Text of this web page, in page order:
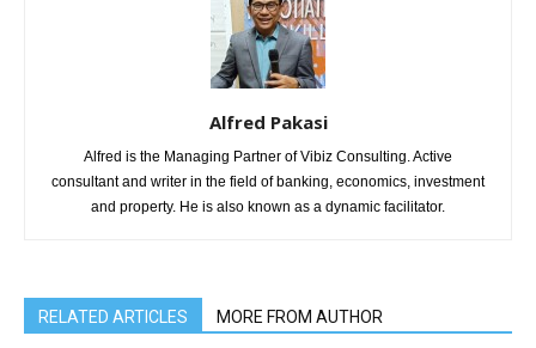
Alfred Pakasi
Alfred is the Managing Partner of Vibiz Consulting. Active
consultant and writer in the field of banking, economics, investment
and property. He is also known as a dynamic facilitator.
RELATED ARTICLES MORE FROM AUTHOR